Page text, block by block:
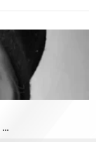
Dim, Gazetecilik Yasası Taslağını Bakan Gürlek’e Sundu
Kıratlı: “Terörsüz Türkiye, kardeşlik ve güçlü gelecek demektir”